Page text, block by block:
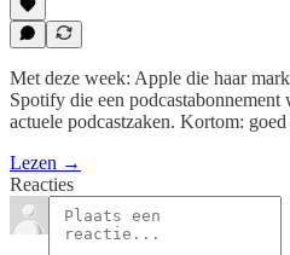
Met deze week: Apple die haar
Spotify die een
actuele podcastzaken. Kortom:
Lezen →
Reacties